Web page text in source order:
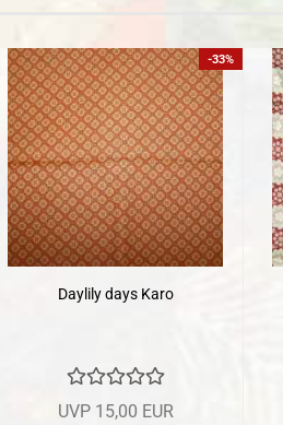
-33%
Daylily days Karo
UVP 15,00 EUR